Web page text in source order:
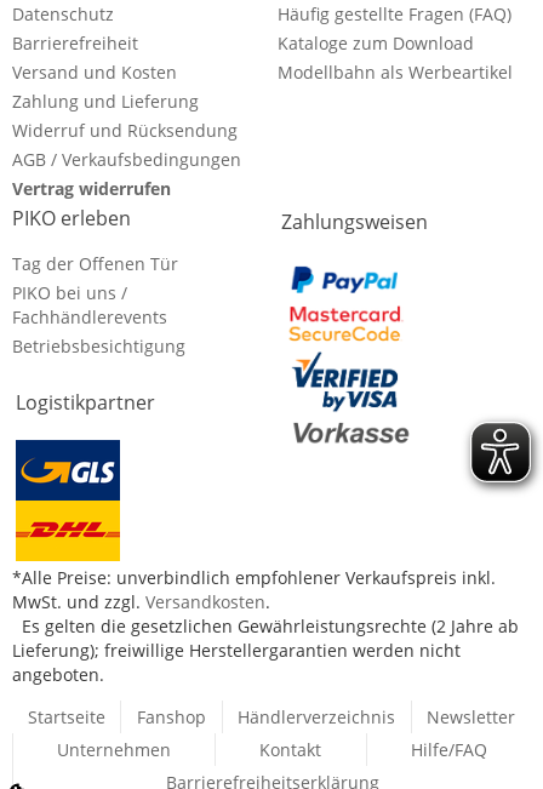
Datenschutz
Barrierefreiheit
Versand und Kosten
Zahlung und Lieferung
Widerruf und Rücksendung
AGB / Verkaufsbedingungen
Vertrag widerrufen
Häufig gestellte Fragen (FAQ)
Kataloge zum Download
Modellbahn als Werbeartikel
PIKO erleben
Tag der Offenen Tür
PIKO bei uns /
Fachhändlerevents
Betriebsbesichtigung
Logistikpartner
Zahlungsweisen
*Alle Preise: unverbindlich empfohlener Verkaufspreis inkl.
MwSt. und zzgl. Versandkosten.
Es gelten die gesetzlichen Gewährleistungsrechte (2 Jahre ab
Lieferung); freiwillige Herstellergarantien werden nicht
angeboten.
Startseite
Fanshop Händlerverzeichnis
Newsletter
Unternehmen
Kontakt
Hilfe/FAQ
Barrierefreiheitserklärung